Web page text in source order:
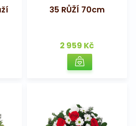
35 RŮŽÍ 70cm
2 959 Kč